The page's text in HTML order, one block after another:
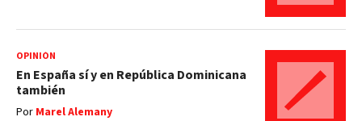
OPINIÓN
En España sí y en República Dominicana
también
Por Marel Alemany